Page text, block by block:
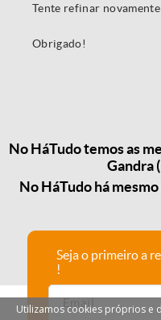
Tente refinar novamente
Obrigado!
No HáTudo temos as
Gandra
No HáTudo há
Seja o primeiro a
!
Utilizamos cookies próprios e